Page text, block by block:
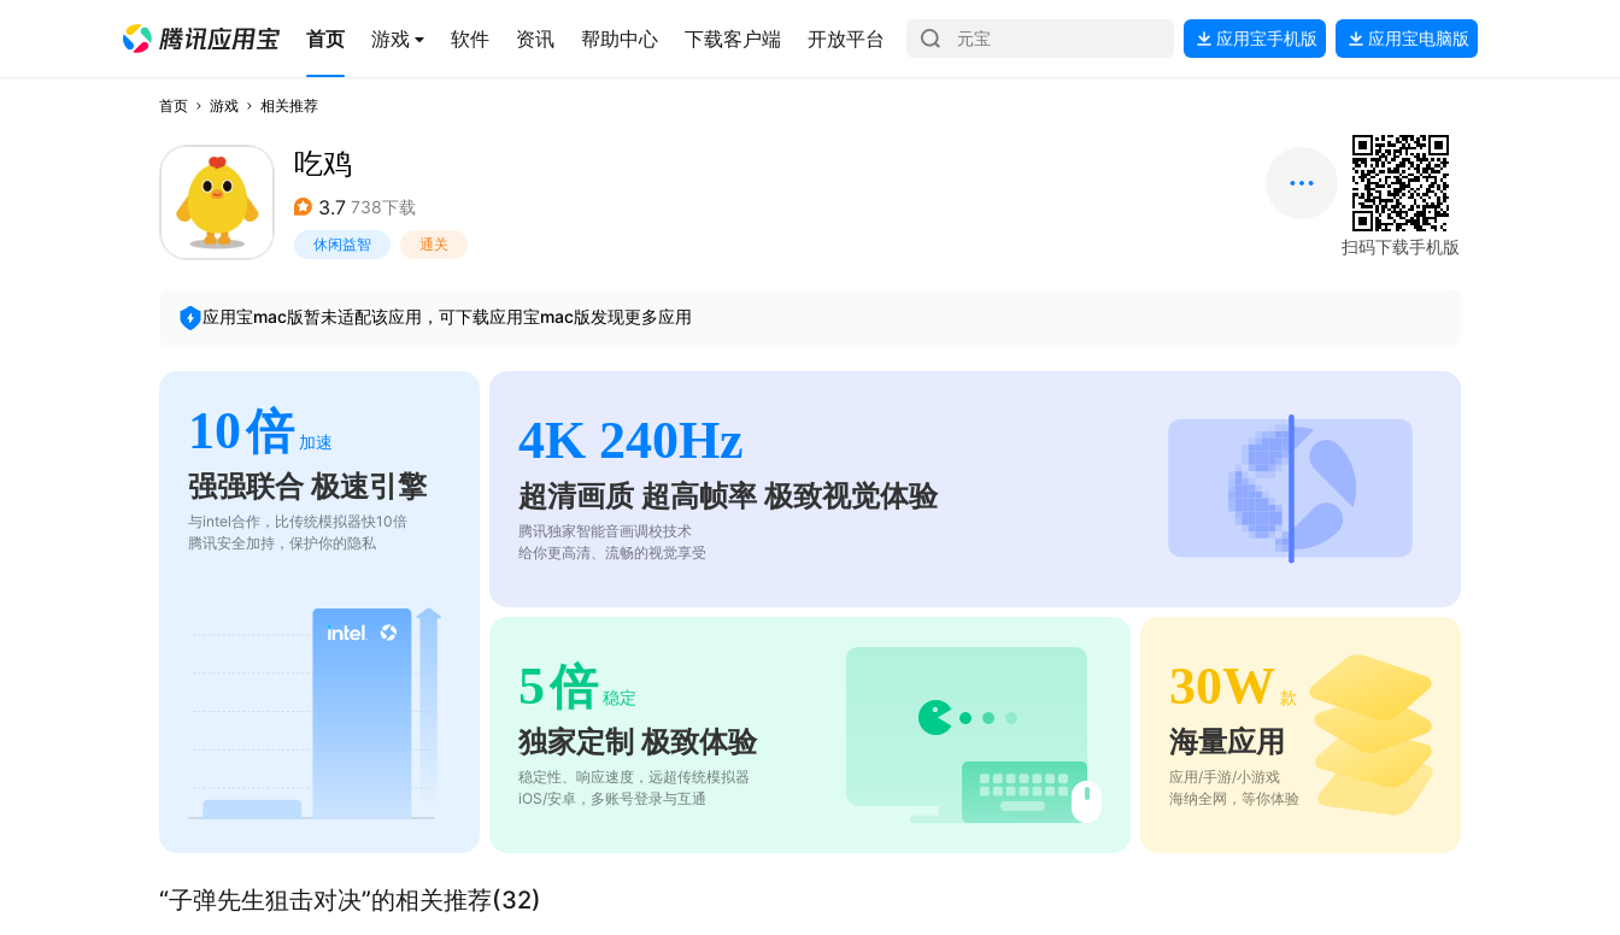
首页 游戏 软件 资讯 帮助中心 下载客户端 开放平台 应用宝手机版 应用宝电脑版
首页 游戏 相关推荐
吃鸡
3.7 738下载
休闲益智 通关 扫码下载手机版
应用宝mac版暂未适配该应用，可下载应用宝mac版发现更多应用
10倍 加速
强强联合 极速引擎
与intel合作，比传统模拟器快10倍
腾讯安全加持，保护你的隐私
4K 240Hz
超清画质 超高帧率 极致视觉体验
腾讯独家智能音画调校技术
给你更高清、流畅的视觉享受
5倍 稳定
独家定制 极致体验
稳定性、响应速度，远超传统模拟器
iOS/安卓，多账号登录与互通
30W 款
海量应用
应用/手游/小游戏
海纳全网，等你体验
“子弹先生狙击对决”的相关推荐(32)